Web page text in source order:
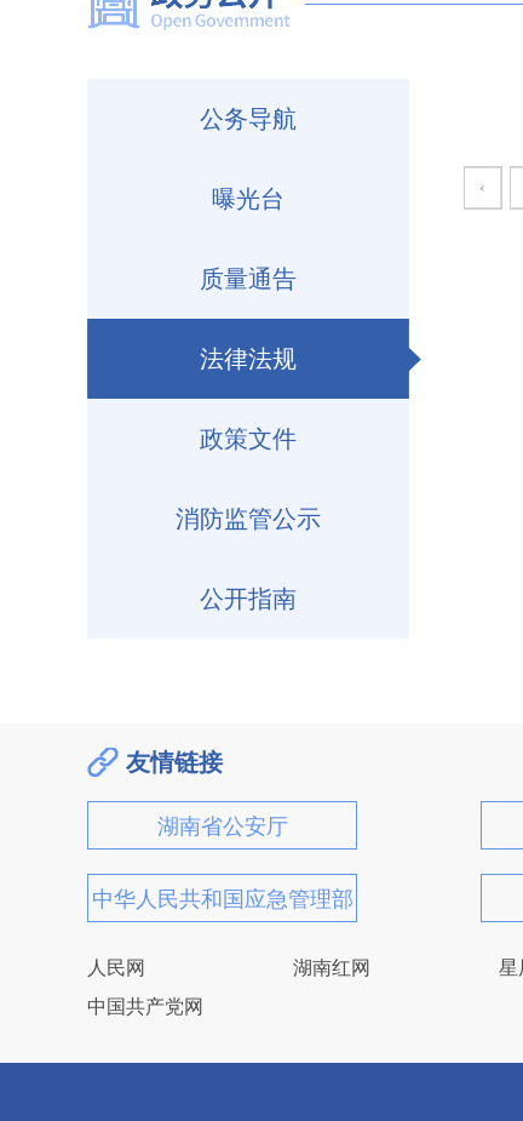
公务导航
曝光台
质量通告
法律法规
政策文件
消防监管公示
公开指南
‹
友情链接
湖南省公安厅
中华人民共和国应急管理部
人民网 湖南红网 星
中国共产党网